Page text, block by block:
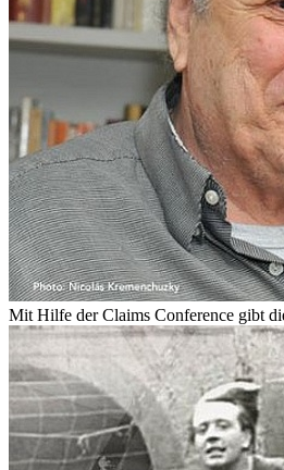
Mit Hilfe der Claims Conference gibt